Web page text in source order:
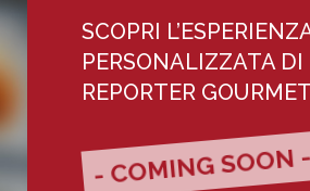
SCOPRI
PERSONALIZZATA DI
REPORTER GOURMET
- COMING SOON -